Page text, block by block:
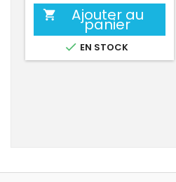
 Ajouter au
panier
 EN STOCK